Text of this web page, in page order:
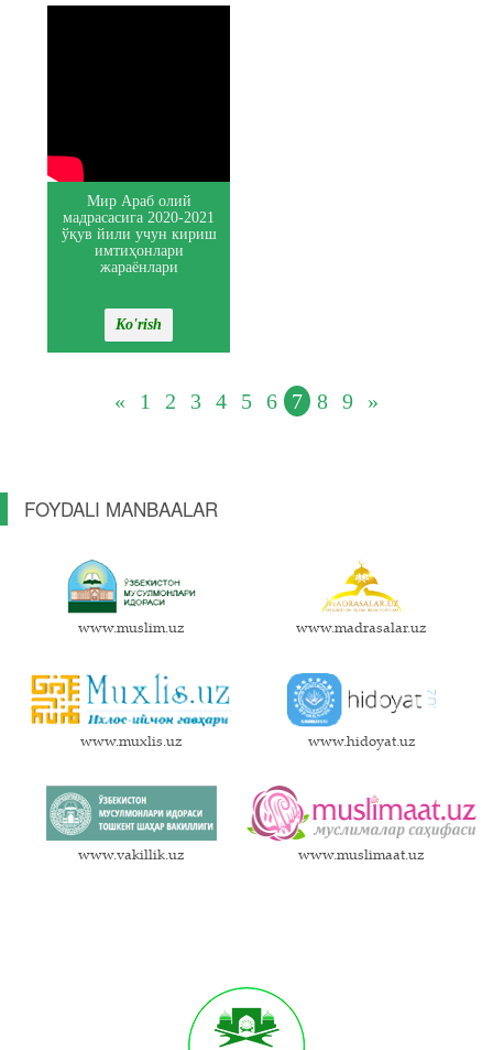
Мир Араб олий
мадрасасига 2020-2021
ўқув йили учун кириш
имтиҳонлари
жараёнлари
Ko'rish
« 1 2 3 4 5 6 7 8 9 »
FOYDALI MANBAALAR
www.muslim.uz www.madrasalar.uz
www.muxlis.uz www.hidoyat.uz
www.vakillik.uz www.muslimaat.uz